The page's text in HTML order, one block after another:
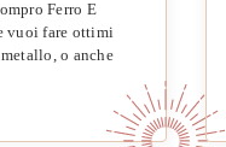
Ferro E
vuoi fare ottimi
o anche